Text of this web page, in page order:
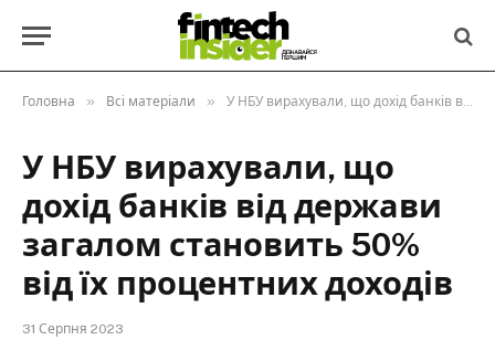
Головна » Всі матеріали » У НБУ вирахували, що дохід банків від держави загалом становить 50% від їх процентних доходів
У НБУ вирахували, що
дохід банків від держави
загалом становить 50%
від їх процентних доходів
31 Серпня 2023